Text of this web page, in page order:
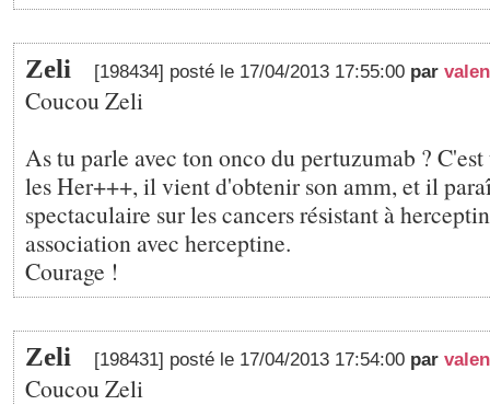
Zeli [198434] posté le 17/04/2013 17:55:00 par
Coucou Zeli
As tu parle avec ton onco du pertuzumab ?
les Her+++, il vient d'obtenir son amm, et il
spectaculaire sur les cancers résistant à
association avec herceptine.
Courage !
Zeli [198431] posté le 17/04/2013 17:54:00 par
Coucou Zeli